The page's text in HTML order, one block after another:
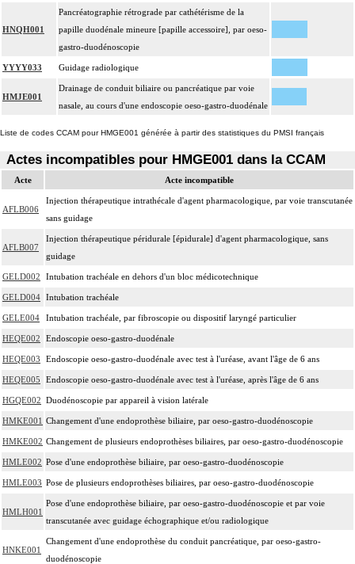
HNQH001
Pancréatographie rétrograde par cathétérisme de la
papille duodénale mineure [papille accessoire], par oeso-
gastro-duodénoscopie
YYYY033 Guidage radiologique
HMJE001
Drainage de conduit biliaire ou pancréatique par voie
nasale, au cours d'une endoscopie oeso-gastro-duodénale
Liste de codes CCAM pour HMGE001 générée à partir des statistiques du PMSI français
Actes incompatibles pour HMGE001 dans la CCAM
Acte Acte incompatible
AFLB006
Injection thérapeutique intrathécale d'agent pharmacologique, par voie transcutanée
sans guidage
AFLB007
Injection thérapeutique péridurale [épidurale] d'agent pharmacologique, sans
guidage
GELD002 Intubation trachéale en dehors d'un bloc médicotechnique
GELD004 Intubation trachéale
GELE004 Intubation trachéale, par fibroscopie ou dispositif laryngé particulier
HEQE002 Endoscopie oeso-gastro-duodénale
HEQE003 Endoscopie oeso-gastro-duodénale avec test à l'uréase, avant l'âge de 6 ans
HEQE005 Endoscopie oeso-gastro-duodénale avec test à l'uréase, après l'âge de 6 ans
HGQE002 Duodénoscopie par appareil à vision latérale
HMKE001 Changement d'une endoprothèse biliaire, par oeso-gastro-duodénoscopie
HMKE002 Changement de plusieurs endoprothèses biliaires, par oeso-gastro-duodénoscopie
HMLE002 Pose d'une endoprothèse biliaire, par oeso-gastro-duodénoscopie
HMLE003 Pose de plusieurs endoprothèses biliaires, par oeso-gastro-duodénoscopie
HMLH001
Pose d'une endoprothèse biliaire, par oeso-gastro-duodénoscopie et par voie
transcutanée avec guidage échographique et/ou radiologique
HNKE001
Changement d'une endoprothèse du conduit pancréatique, par oeso-gastro-
duodénoscopie